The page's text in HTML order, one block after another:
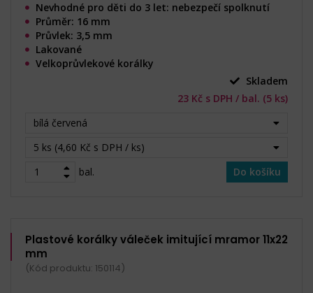
Nevhodné pro děti do 3 let: nebezpečí spolknutí
Průměr: 16 mm
Průvlek: 3,5 mm
Lakované
Velkoprůvlekové korálky
Skladem
23 Kč s DPH / bal. (5 ks)
bílá červená
5 ks (4,60 Kč s DPH / ks)
bal.
Do košíku
Plastové korálky váleček imitující mramor 11x22
mm
(Kód produktu: 150114)